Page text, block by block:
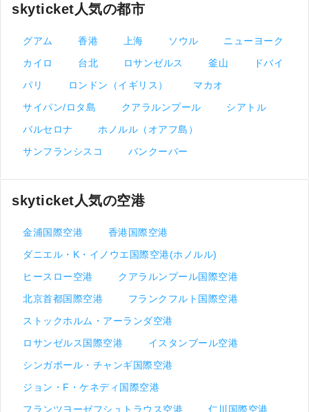
skyticket人気の都市
グアム 香港 上海 ソウル
ニューヨーク
カイロ
台北 ロサンゼルス 釜山
ドバイ
パリ
ロンドン（イギリス）
マカオ
サイパン/ロタ島
クアラルンプール
シアトル
バルセロナ
ホノルル（オアフ島）
サンフランシスコ
バンクーバー
skyticket人気の空港
金浦国際空港
香港国際空港
ダニエル・K・イノウエ国際空港(ホノルル)
ヒースロー空港
クアラルンプール国際空港
北京首都国際空港
フランクフルト国際空港
ストックホルム・アーランダ空港
ロサンゼルス国際空港
イスタンブール空港
シンガポール・チャンギ国際空港
ジョン・F・ケネディ国際空港
フランツヨーゼフシュトラウス空港
仁川国際空港